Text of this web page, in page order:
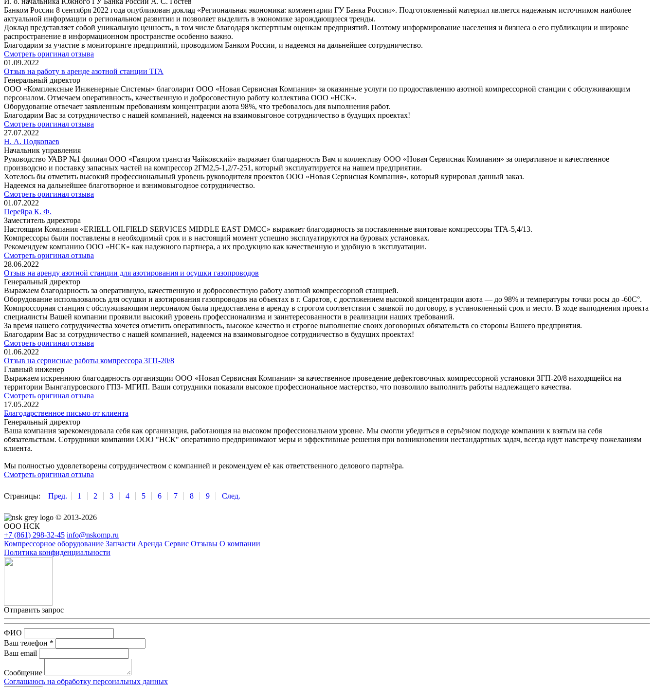
Банком России 8 сентября 2022 года опубликован доклад «Региональная экономика: комментарии ГУ Банка России». Подготовленный материал является надежным источником наиболее
актуальной информации о региональном развитии и позволяет выделить в экономике зарождающиеся тренды.
Доклад представляет собой уникальную ценность, в том числе благодаря экспертным оценкам предприятий. Поэтому информирование населения и бизнеса о его публикации и широкое
распространение в информационном пространстве особенно важно.
Благодарим за участие в мониторинге предприятий, проводимом Банком России, и надеемся на дальнейшее сотрудничество.
Смотреть оригинал отзыва
01.09.2022
Отзыв на работу в аренде азотной станции ТГА
Генеральный директор
ООО «Комплексные Инженерные Системы» благоларит ООО «Новая Сервисная Компания» за оказанные услуги по продоставлению азотной компрессорной станции с обслуживающим
персоналом. Отмечаем оперативность, качественную и добросовестную работу коллектива ООО «НСК».
Оборудование отвечает заявленным пребованиям концентрации азота 98%, что требовалось для выполнения работ.
Благодарим Вас за сотрудничество с нашей компанией, надеемся на взаимовыгоное сотрудничество в будущих проектах!
Смотреть оригинал отзыва
27.07.2022
Н. А. Подкопаев
Начальник управления
Руководство УАВР №1 филиал ООО «Газпром трансгаз Чайковский» выражает благодарность Вам и коллективу ООО «Новая Сервисная Компания» за оперативное и качественное
производсно и поставку запасных частей на компрессор 2ГМ2,5-1,2/7-251, который эксплуатируется на нашем предприятии.
Хотелось бы отметить высокий профессиональный уровень руководителя проектов ООО «Новая Сервисная Компания», который курировал данный заказ.
Надеемся на дальнейшее благотворное и взнимовыгодное сотрудничество.
Смотреть оригинал отзыва
01.07.2022
Перейра К. Ф.
Заместитель директора
Настоящим Компания «ERIELL OILFIELD SERVICES MIDDLE EAST DMCC» выражает благодарность за поставленные винтовые компрессоры ТГА-5,4/13.
Компрессоры были поставлены в необходимый срок и в настоящий момент успешно эксплуатируются на буровых установках.
Рекомендуем компанию ООО «НСК» как надежного партнера, а их продукцию как качественную и удобную в эксплуатации.
Смотреть оригинал отзыва
28.06.2022
Отзыв на аренду азотной станции для азотирования и осушки газопроводов
Генеральный директор
Выражаем благодарность за оперативную, качественную и добросовестную работу азотной компрессорной станцией.
Оборудование использовалось для осушки и азотирования газопроводов на объектах в г. Саратов, с достижением высокой концентрации азота — до 98% и температуры точки росы до -60С°.
Компроссорная станция с обслуживающим персоналом была предоставлена в аренду в строгом соответствии с заявкой по договору, в установленный срок и место. В ходе выподнения проекта
специалисты Вашей компании проявили высокий уровень профессионализма и заинтересованности в реализации наших требований.
За время нашего сотрудчичества хочется отметить оперативность, высокое качество и строгое выполнение своих договорных обязательств со сторовы Вашего предприятия.
Благодарим Вас за сотрудничество с нашей компанией, надеемся на взаимовыгодное сотрудничество в будущих проектах!
Смотреть оригинал отзыва
01.06.2022
Отзыв на сервисные работы компрессора 3ГП-20/8
Главный инженер
Выражаем искреннюю благодарность организщии ООО «Новая Сервисная Компания» за качественное проведение дефектовочных компрессорной установки ЗГП-20/8 находящейся на
территории Вынгапуровского ГПЗ- МГИП. Ваши сотрудники показали высокое профессиональное мастерство, что позволило выполнить работы надлежащего качества.
Смотреть оригинал отзыва
17.05.2022
Благодарственное письмо от клиента
Генеральный директор
Ваша компания зарекомендовала себя как организация, работающая на высоком профессиональном уровне. Мы смогли убедиться в серъёзном подходе компании к взятым на себя
обязательствам. Сотрудники компании ООО "НСК" оперативно предпринимают меры и эффективные решения при возникновении нестандартных задач, всегда идут навстречу пожеланиям
клиента.
Мы полностью удовлетворены сотрудничеством с компанией и рекомендуем её как ответственного делового партнёра.
Смотреть оригинал отзыва
Страницы: Пред. 1 2 3 4 5 6 7 8 9 След.
© 2013-2026
ООО НСК
+7 (861) 298-32-45 info@nskomp.ru
Компрессорное оборудование Запчасти Аренда Сервис Отзывы О компании
Политика конфиденциальности
Отправить запрос
ФИО
Ваш телефон *
Ваш email
Сообщение
Соглашаюсь на обработку персональных данных